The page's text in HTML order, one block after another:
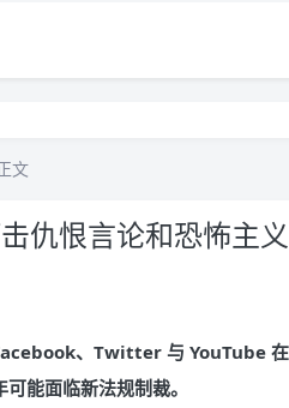
文
仇恨言论和恐怖主
、Twitter 与 YouTube
能面临新法规制裁。